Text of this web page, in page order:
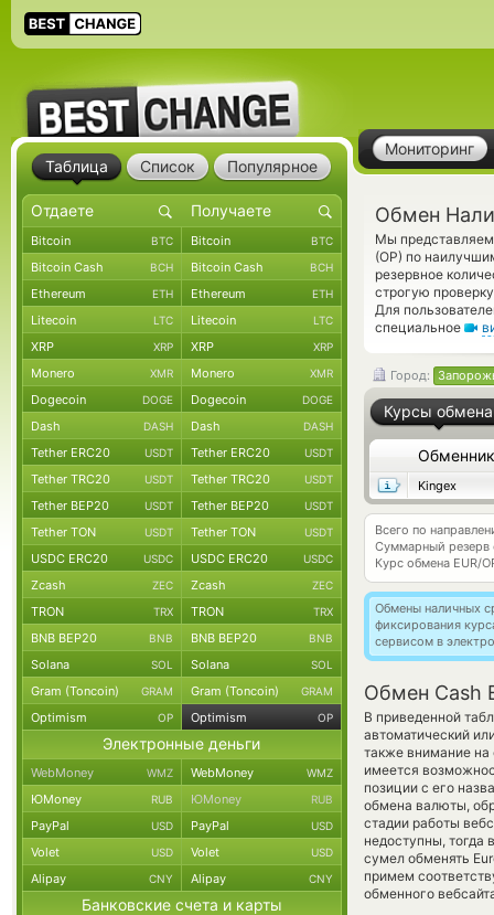
Мониторинг
Обмен
Мы
(OP) по
резервное
строгую
Для
специальное
Город:
Курсы обмена
Обменник
Kingex
Всего по
Суммарный резерв
Курс обмена EUR/
Обмены наличных
фиксирования
сервисом в
Обмен Cash
В приведенной
автоматический
также внимание на
имеется
позиции с его
обмена валюты,
стадии работы
недоступны,
сумел обменять
примем
обменного
Таблица Список Популярное
Bitcoin BTC Bitcoin BTC
Bitcoin Cash BCH Bitcoin Cash BCH
Ethereum ETH Ethereum ETH
Litecoin LTC Litecoin LTC
XRP XRP XRP XRP
Monero XMR Monero XMR
Dogecoin DOGE Dogecoin DOGE
Dash DASH Dash DASH
Tether ERC20 USDT Tether ERC20 USDT
Tether TRC20 USDT Tether TRC20 USDT
Tether BEP20 USDT Tether BEP20 USDT
Tether TON USDT Tether TON USDT
USDC ERC20 USDC USDC ERC20 USDC
Zcash ZEC Zcash ZEC
TRON TRX TRON TRX
BNB BEP20 BNB BNB BEP20 BNB
Solana SOL Solana SOL
Gram (Toncoin) GRAM Gram (Toncoin) GRAM
Optimism OP Optimism OP
Электронные деньги
WebMoney WMZ WebMoney WMZ
ЮMoney RUB ЮMoney RUB
PayPal USD PayPal USD
Volet USD Volet USD
Alipay CNY Alipay CNY
Банковские счета и карты